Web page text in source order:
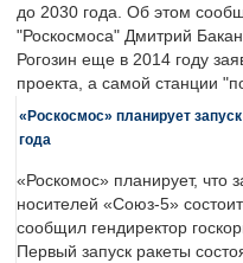
до 2030 года. Об этом
"Роскосмоса" Дмитрий
Рогозин еще в 2014 году
проекта, а самой станции
«Роскосмос» планирует
года
«Роскомос» планирует, что
носителей «Союз-5»
сообщил гендиректор
Первый запуск ракеты